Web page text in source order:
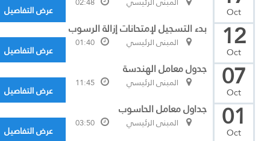
Oct عرض التفاصيل
12
Oct
بدء التسجيل لإمتحانات إزالة الرسوب
المبنى الرئيسي 01:40
عرض التفاصيل
07
Oct
جدول معامل الهندسة
المبنى الرئيسي 11:45
عرض التفاصيل
01
Oct
جداول معامل الحاسوب
المبنى الرئيسي 03:50
عرض التفاصيل